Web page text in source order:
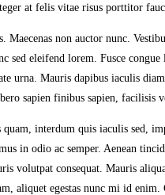
at felis vitae risus porttitor
Maecenas non auctor nunc.
sed eleifend lorem. Fusce
urna. Mauris dapibus iaculis
sapien finibus sapien, facilisis
quam, interdum quis iaculis sed,
in odio ac semper. Aenean
volutpat consequat. Mauris
aliquet egestas nunc mi id enim.